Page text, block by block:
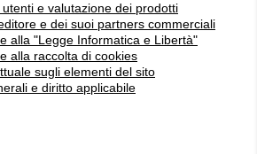
e valutazione dei prodotti
e dei suoi partners commerciali
alla "Legge Informatica e Libertà"
alla raccolta di cookies
sugli elementi del sito
e diritto applicabile